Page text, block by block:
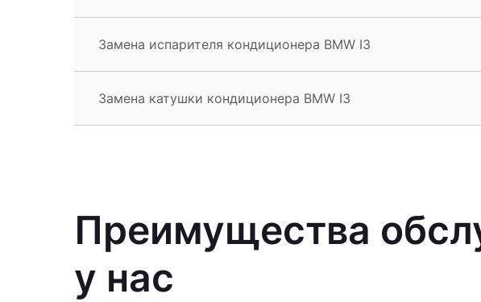
Замена испарителя кондиционера BMW I3
Замена катушки кондиционера BMW I3
Преимущества
у нас